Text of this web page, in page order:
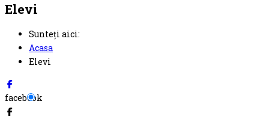
Elevi
Sunteți aici:
Acasa
Elevi
facebook